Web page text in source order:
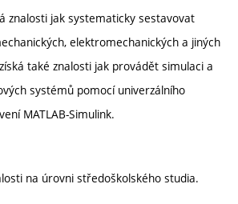
znalosti jak systematicky sestavovat
elektromechanických a jiných
také znalosti jak provádět simulaci a
systémů pomocí univerzálního
MATLAB-Simulink.
na úrovni středoškolského studia.